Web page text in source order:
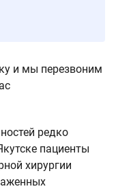
редко
пациенты
хирургии
и мы перезвоним